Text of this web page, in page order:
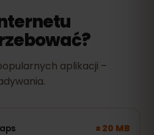
aplikacji –
± 20 MB